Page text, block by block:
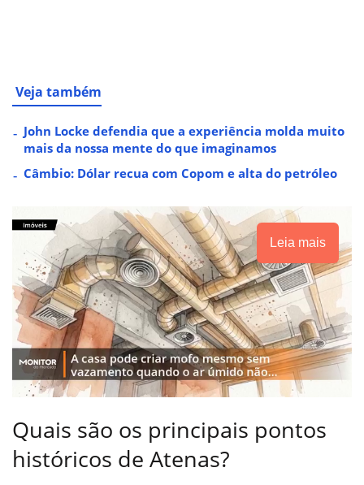
Veja também
John Locke defendia que a experiência molda muito
mais da nossa mente do que imaginamos
Câmbio: Dólar recua com Copom e alta do petróleo
Leia mais
Quais são os principais pontos
históricos de Atenas?